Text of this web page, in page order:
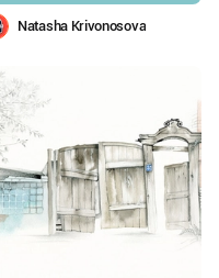
Natasha Krivonosova